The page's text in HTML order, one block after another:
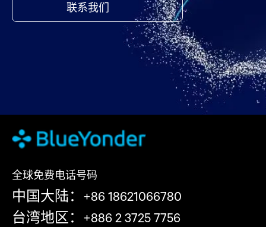
联系我们
全球免费电话号码
中国大陆：+86 18621066780
台湾地区：+886 2 3725 7756